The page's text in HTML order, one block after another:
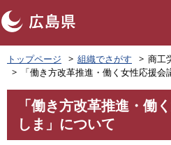
ペ
ー
の
で
トップページ 組織でさがす 商工
「働き方改革推進・働く女性応援
「働き方改革推進・働
しま」について